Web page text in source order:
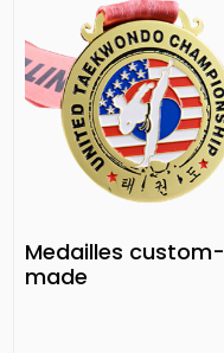
Medailles custom-
made